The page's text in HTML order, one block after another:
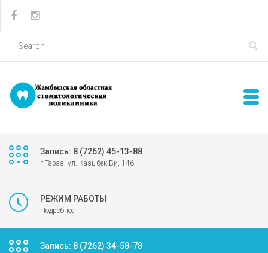
Запись: 8 (7262) 45-13-88
г.Тараз. ул. Казыбек Би, 146;
РЕЖИМ РАБОТЫ
Подробнее
Запись: 8 (7262) 34-58-78